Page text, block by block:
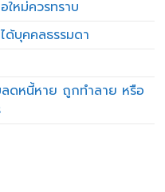
หม่ควรทราบ
ด้บุคคลธรรมดา
ลดหนี้หาย ถูกทำลาย หรือ